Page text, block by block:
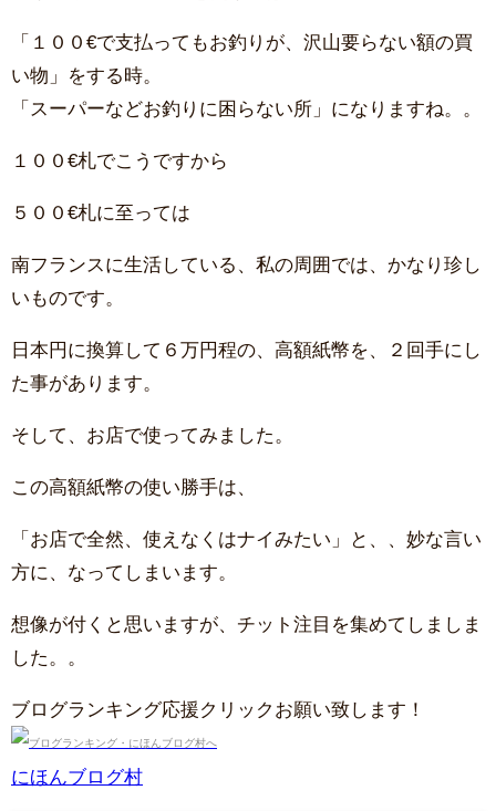
「１００€で支払ってもお釣りが、沢山要らない額の買
い物」をする時。
「スーパーなどお釣りに困らない所」になりますね。。
１００€札でこうですから
５００€札に至っては
南フランスに生活している、私の周囲では、かなり珍し
いものです。
日本円に換算して６万円程の、高額紙幣を、２回手にし
た事があります。
そして、お店で使ってみました。
この高額紙幣の使い勝手は、
「お店で全然、使えなくはナイみたい」と、、妙な言い
方に、なってしまいます。
想像が付くと思いますが、チット注目を集めてしましま
した。。
ブログランキング応援クリックお願い致します！
にほんブログ村